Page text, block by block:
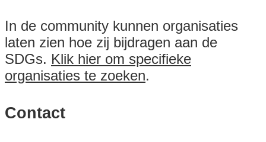
In de community kunnen organisaties
laten zien hoe zij bijdragen aan de
SDGs. Klik hier om specifieke
organisaties te zoeken.
Contact